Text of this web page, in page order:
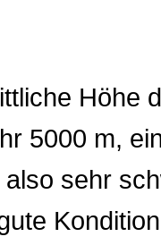
Höhe
5000 m,
sehr